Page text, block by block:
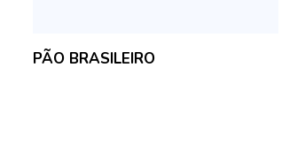
PÃO BRASILEIRO